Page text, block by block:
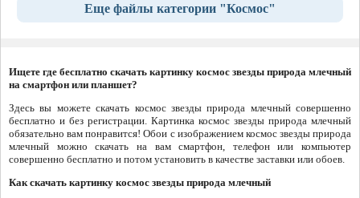
Еще файлы категории "Космос"
Ищете где бесплатно скачать картинку космос звезды природа млечный
на смартфон или планшет?
Здесь вы можете скачать космос звезды природа млечный совершенно
бесплатно и без регистрации. Картинка космос звезды природа млечный
обязательно вам понравится! Обои с изображением космос звезды природа
млечный можно скачать на вам смартфон, телефон или компьютер
совершенно бесплатно и потом установить в качестве заставки или обоев.
Как скачать картинку космос звезды природа млечный